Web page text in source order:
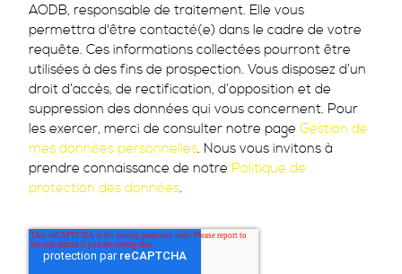
AODB, responsable de traitement. Elle vous
permettra d'être contacté(e) dans le cadre de votre
requête. Ces informations collectées pourront être
utilisées à des fins de prospection. Vous disposez d’un
droit d’accès, de rectification, d’opposition et de
suppression des données qui vous concernent. Pour
les exercer, merci de consulter notre page Gestion de
mes données personnelles. Nous vous invitons à
prendre connaissance de notre Politique de
protection des données.